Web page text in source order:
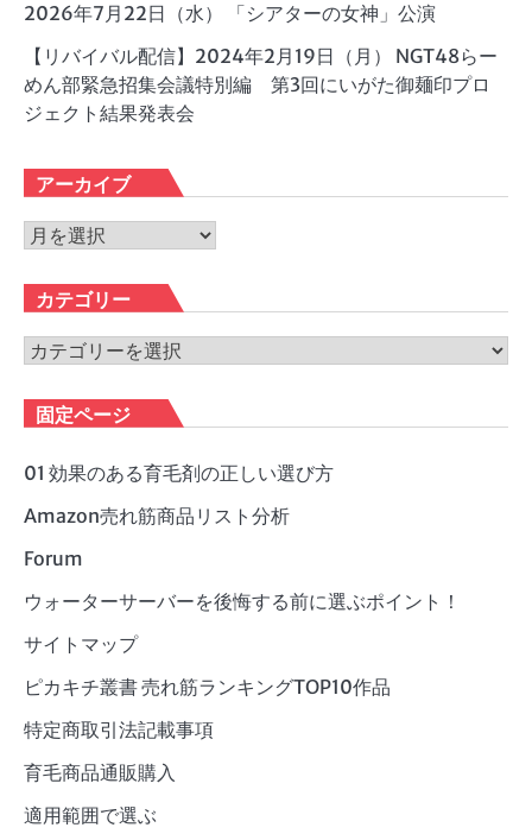
2026年7月22日（水） 「シアターの女神」公演
【リバイバル配信】2024年2月19日（月） NGT48らー
めん部緊急招集会議特別編 第3回にいがた御麺印プロ
ジェクト結果発表会
アーカイブ
ア
カ
イ
ブ
カテゴリー
カ
ゴ
リ
ー
固定ページ
01 効果のある育毛剤の正しい選び方
Amazon売れ筋商品リスト分析
Forum
ウォーターサーバーを後悔する前に選ぶポイント！
サイトマップ
ピカキチ叢書 売れ筋ランキングTOP10作品
特定商取引法記載事項
育毛商品通販購入
適用範囲で選ぶ